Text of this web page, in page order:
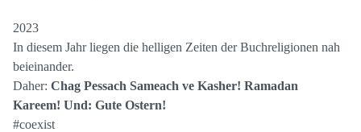
2023
In diesem Jahr liegen die helligen Zeiten der Buchreligionen nah
beieinander.
Daher: Chag Pessach Sameach ve Kasher! Ramadan
Kareem! Und: Gute Ostern!
#coexist